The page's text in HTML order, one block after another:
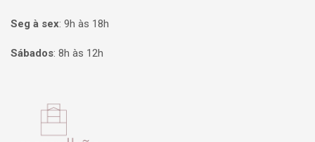
Seg à sex: 9h às 18h
Sábados: 8h às 12h